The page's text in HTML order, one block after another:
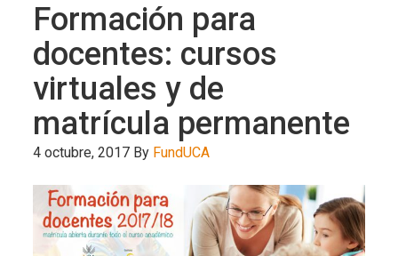
Formación para
docentes: cursos
virtuales y de
matrícula permanente
4 octubre, 2017 By FundUCA